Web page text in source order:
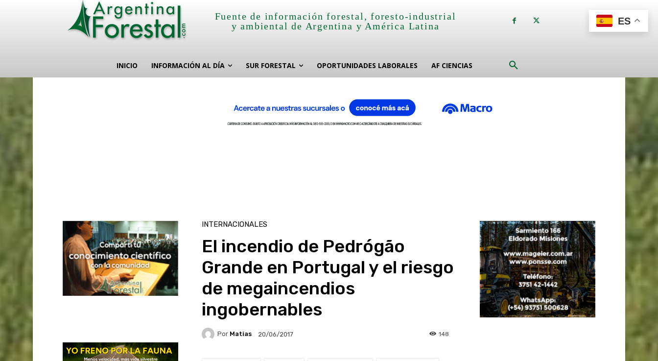
Fuente de información forestal, foresto-industrial
y ambiental de Argentina y América Latina
INICIO INFORMACIÓN AL DÍA SUR FORESTAL OPORTUNIDADES LABORALES AF CIENCIAS
INTERNACIONALES
El incendio de Pedrógão
Grande en Portugal y el riesgo
de megaincendios
ingobernables
Por Matias 20/06/2017 148
ES